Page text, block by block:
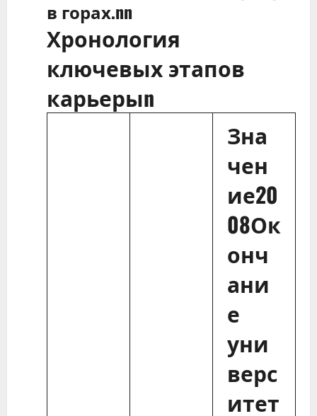
в горах.nn
Хронология
ключевых этапов
карьерыn
Зна
чен
ие20
08Ок
онч
ани
е
уни
верс
итет